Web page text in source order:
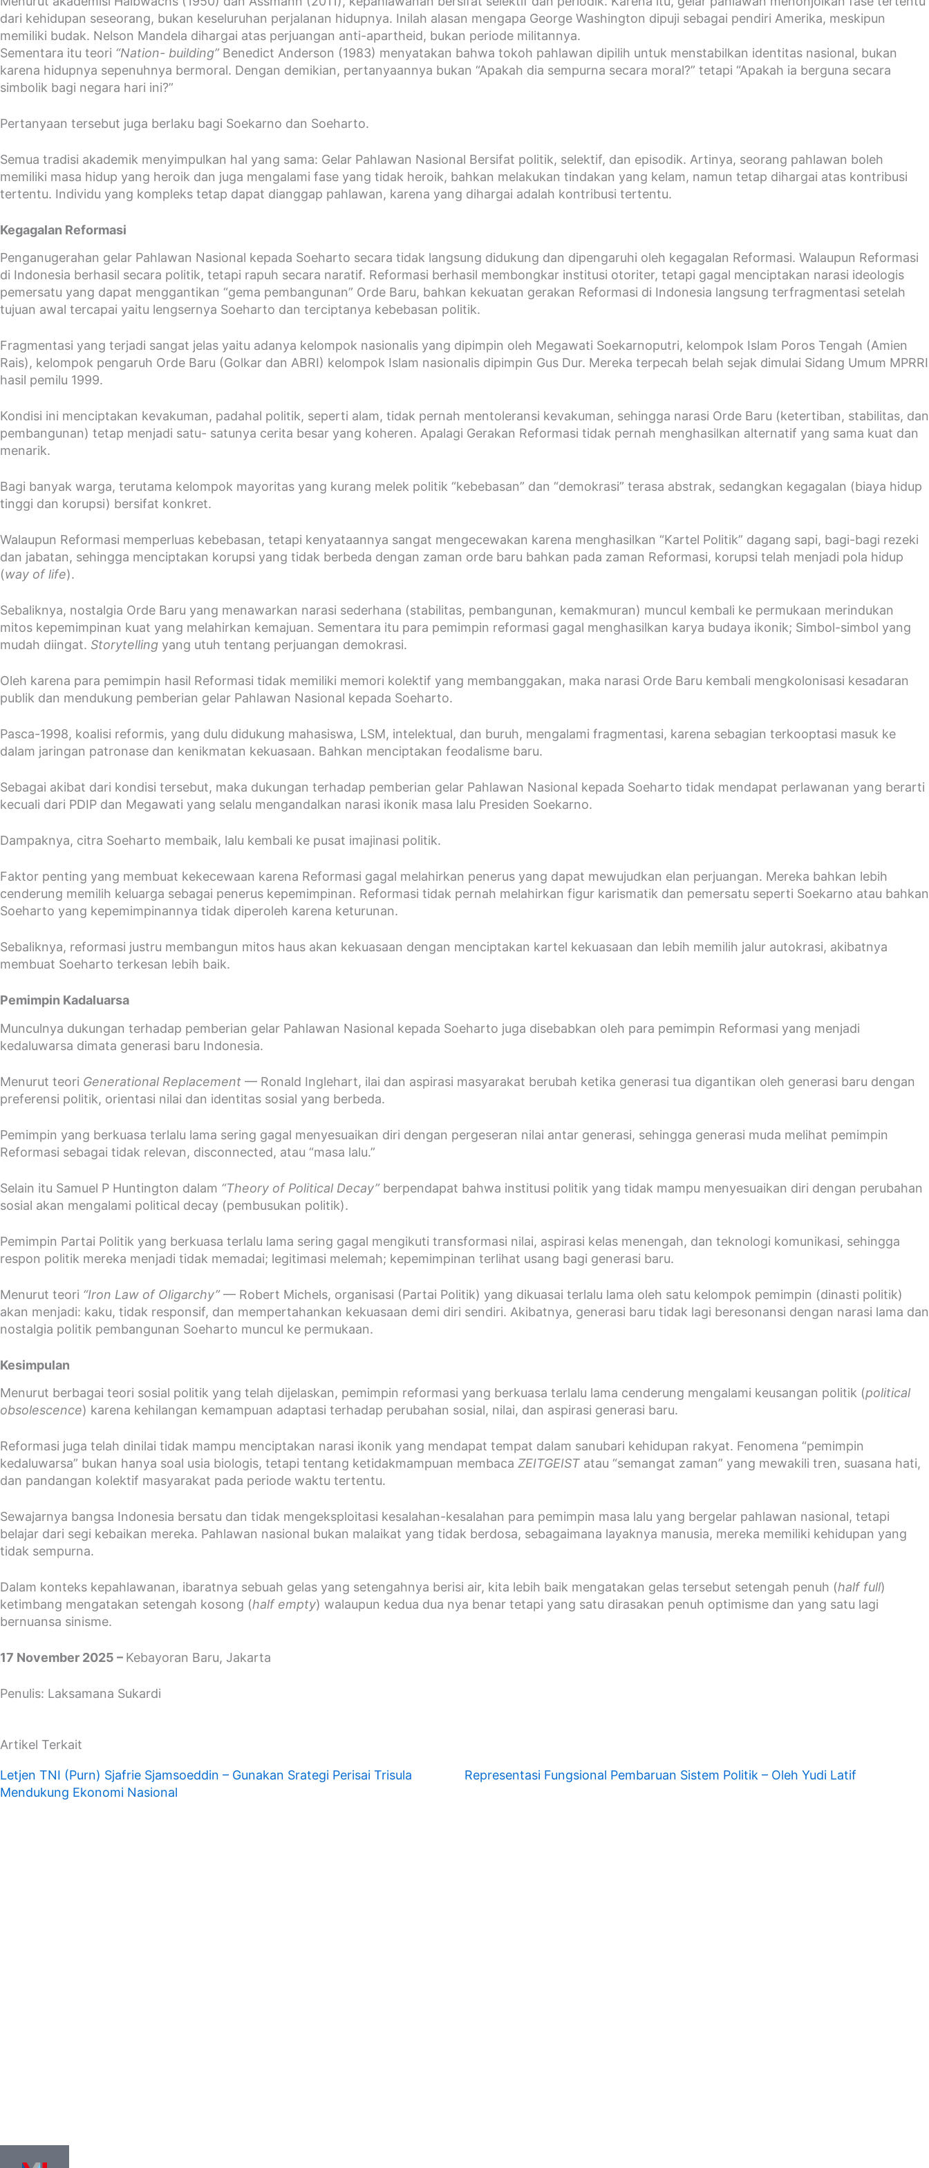
dari kehidupan seseorang, bukan keseluruhan perjalanan hidupnya. Inilah alasan mengapa George Washington dipuji sebagai pendiri Amerika, meskipun
memiliki budak. Nelson Mandela dihargai atas perjuangan anti-apartheid, bukan periode militannya.
Sementara itu teori “Nation- building” Benedict Anderson (1983) menyatakan bahwa tokoh pahlawan dipilih untuk menstabilkan identitas nasional, bukan
karena hidupnya sepenuhnya bermoral. Dengan demikian, pertanyaannya bukan “Apakah dia sempurna secara moral?” tetapi “Apakah ia berguna secara
simbolik bagi negara hari ini?”
Pertanyaan tersebut juga berlaku bagi Soekarno dan Soeharto.
Semua tradisi akademik menyimpulkan hal yang sama: Gelar Pahlawan Nasional Bersifat politik, selektif, dan episodik. Artinya, seorang pahlawan boleh
memiliki masa hidup yang heroik dan juga mengalami fase yang tidak heroik, bahkan melakukan tindakan yang kelam, namun tetap dihargai atas kontribusi
tertentu. Individu yang kompleks tetap dapat dianggap pahlawan, karena yang dihargai adalah kontribusi tertentu.
Kegagalan Reformasi
Penganugerahan gelar Pahlawan Nasional kepada Soeharto secara tidak langsung didukung dan dipengaruhi oleh kegagalan Reformasi. Walaupun Reformasi
di Indonesia berhasil secara politik, tetapi rapuh secara naratif. Reformasi berhasil membongkar institusi otoriter, tetapi gagal menciptakan narasi ideologis
pemersatu yang dapat menggantikan “gema pembangunan” Orde Baru, bahkan kekuatan gerakan Reformasi di Indonesia langsung terfragmentasi setelah
tujuan awal tercapai yaitu lengsernya Soeharto dan terciptanya kebebasan politik.
Fragmentasi yang terjadi sangat jelas yaitu adanya kelompok nasionalis yang dipimpin oleh Megawati Soekarnoputri, kelompok Islam Poros Tengah (Amien
Rais), kelompok pengaruh Orde Baru (Golkar dan ABRI) kelompok Islam nasionalis dipimpin Gus Dur. Mereka terpecah belah sejak dimulai Sidang Umum MPRRI
hasil pemilu 1999.
Kondisi ini menciptakan kevakuman, padahal politik, seperti alam, tidak pernah mentoleransi kevakuman, sehingga narasi Orde Baru (ketertiban, stabilitas, dan
pembangunan) tetap menjadi satu- satunya cerita besar yang koheren. Apalagi Gerakan Reformasi tidak pernah menghasilkan alternatif yang sama kuat dan
menarik.
Bagi banyak warga, terutama kelompok mayoritas yang kurang melek politik “kebebasan” dan “demokrasi” terasa abstrak, sedangkan kegagalan (biaya hidup
tinggi dan korupsi) bersifat konkret.
Walaupun Reformasi memperluas kebebasan, tetapi kenyataannya sangat mengecewakan karena menghasilkan “Kartel Politik” dagang sapi, bagi-bagi rezeki
dan jabatan, sehingga menciptakan korupsi yang tidak berbeda dengan zaman orde baru bahkan pada zaman Reformasi, korupsi telah menjadi pola hidup
(way of life).
Sebaliknya, nostalgia Orde Baru yang menawarkan narasi sederhana (stabilitas, pembangunan, kemakmuran) muncul kembali ke permukaan merindukan
mitos kepemimpinan kuat yang melahirkan kemajuan. Sementara itu para pemimpin reformasi gagal menghasilkan karya budaya ikonik; Simbol-simbol yang
mudah diingat. Storytelling yang utuh tentang perjuangan demokrasi.
Oleh karena para pemimpin hasil Reformasi tidak memiliki memori kolektif yang membanggakan, maka narasi Orde Baru kembali mengkolonisasi kesadaran
publik dan mendukung pemberian gelar Pahlawan Nasional kepada Soeharto.
Pasca-1998, koalisi reformis, yang dulu didukung mahasiswa, LSM, intelektual, dan buruh, mengalami fragmentasi, karena sebagian terkooptasi masuk ke
dalam jaringan patronase dan kenikmatan kekuasaan. Bahkan menciptakan feodalisme baru.
Sebagai akibat dari kondisi tersebut, maka dukungan terhadap pemberian gelar Pahlawan Nasional kepada Soeharto tidak mendapat perlawanan yang berarti
kecuali dari PDIP dan Megawati yang selalu mengandalkan narasi ikonik masa lalu Presiden Soekarno.
Dampaknya, citra Soeharto membaik, lalu kembali ke pusat imajinasi politik.
Faktor penting yang membuat kekecewaan karena Reformasi gagal melahirkan penerus yang dapat mewujudkan elan perjuangan. Mereka bahkan lebih
cenderung memilih keluarga sebagai penerus kepemimpinan. Reformasi tidak pernah melahirkan figur karismatik dan pemersatu seperti Soekarno atau bahkan
Soeharto yang kepemimpinannya tidak diperoleh karena keturunan.
Sebaliknya, reformasi justru membangun mitos haus akan kekuasaan dengan menciptakan kartel kekuasaan dan lebih memilih jalur autokrasi, akibatnya
membuat Soeharto terkesan lebih baik.
Pemimpin Kadaluarsa
Munculnya dukungan terhadap pemberian gelar Pahlawan Nasional kepada Soeharto juga disebabkan oleh para pemimpin Reformasi yang menjadi
kedaluwarsa dimata generasi baru Indonesia.
Menurut teori Generational Replacement — Ronald Inglehart, ilai dan aspirasi masyarakat berubah ketika generasi tua digantikan oleh generasi baru dengan
preferensi politik, orientasi nilai dan identitas sosial yang berbeda.
Pemimpin yang berkuasa terlalu lama sering gagal menyesuaikan diri dengan pergeseran nilai antar generasi, sehingga generasi muda melihat pemimpin
Reformasi sebagai tidak relevan, disconnected, atau “masa lalu.”
Selain itu Samuel P Huntington dalam “Theory of Political Decay” berpendapat bahwa institusi politik yang tidak mampu menyesuaikan diri dengan perubahan
sosial akan mengalami political decay (pembusukan politik).
Pemimpin Partai Politik yang berkuasa terlalu lama sering gagal mengikuti transformasi nilai, aspirasi kelas menengah, dan teknologi komunikasi, sehingga
respon politik mereka menjadi tidak memadai; legitimasi melemah; kepemimpinan terlihat usang bagi generasi baru.
Menurut teori “Iron Law of Oligarchy”— Robert Michels, organisasi (Partai Politik) yang dikuasai terlalu lama oleh satu kelompok pemimpin (dinasti politik)
akan menjadi: kaku, tidak responsif, dan mempertahankan kekuasaan demi diri sendiri. Akibatnya, generasi baru tidak lagi beresonansi dengan narasi lama dan
nostalgia politik pembangunan Soeharto muncul ke permukaan.
Kesimpulan
Menurut berbagai teori sosial politik yang telah dijelaskan, pemimpin reformasi yang berkuasa terlalu lama cenderung mengalami keusangan politik (political
obsolescence) karena kehilangan kemampuan adaptasi terhadap perubahan sosial, nilai, dan aspirasi generasi baru.
Reformasi juga telah dinilai tidak mampu menciptakan narasi ikonik yang mendapat tempat dalam sanubari kehidupan rakyat. Fenomena “pemimpin
kedaluwarsa” bukan hanya soal usia biologis, tetapi tentang ketidakmampuan membaca ZEITGEIST atau “semangat zaman” yang mewakili tren, suasana hati,
dan pandangan kolektif masyarakat pada periode waktu tertentu.
Sewajarnya bangsa Indonesia bersatu dan tidak mengeksploitasi kesalahan-kesalahan para pemimpin masa lalu yang bergelar pahlawan nasional, tetapi
belajar dari segi kebaikan mereka. Pahlawan nasional bukan malaikat yang tidak berdosa, sebagaimana layaknya manusia, mereka memiliki kehidupan yang
tidak sempurna.
Dalam konteks kepahlawanan, ibaratnya sebuah gelas yang setengahnya berisi air, kita lebih baik mengatakan gelas tersebut setengah penuh (half full)
ketimbang mengatakan setengah kosong (half empty) walaupun kedua dua nya benar tetapi yang satu dirasakan penuh optimisme dan yang satu lagi
bernuansa sinisme.
17 November 2025 – Kebayoran Baru, Jakarta
Penulis: Laksamana Sukardi
Artikel Terkait
Letjen TNI (Purn) Sjafrie Sjamsoeddin – Gunakan Srategi Perisai Trisula
Mendukung Ekonomi Nasional
Representasi Fungsional Pembaruan Sistem Politik – Oleh Yudi Latif